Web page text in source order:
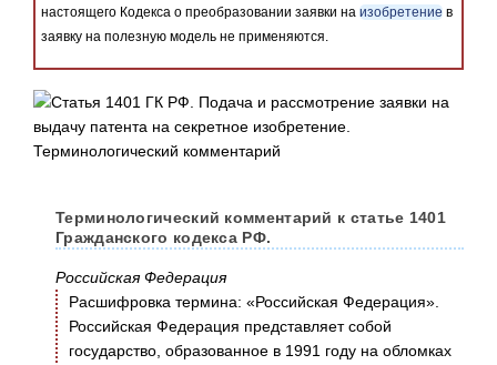
настоящего Кодекса о преобразовании заявки на изобретение в
заявку на полезную модель не применяются.
Терминологический комментарий к статье 1401
Гражданского кодекса РФ.
Российская Федерация
Расшифровка термина: «Российская Федерация».
Российская Федерация представляет собой
государство, образованное в 1991 году на обломках